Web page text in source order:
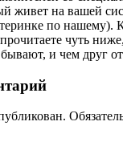
живет на вашей
по нашему).
чуть
и чем друг